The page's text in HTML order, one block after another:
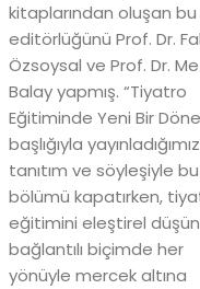
kitaplarından oluşan
editörlüğünü Prof. Dr.
Özsoysal ve Prof. Dr.
Balay yapmış. “Tiyatro
Eğitiminde Yeni Bir
başlığıyla yayınladığımız
tanıtım ve söyleşiyle bu
bölümü kapatırken,
eğitimini eleştirel
bağlantılı biçimde her
yönüyle mercek altına